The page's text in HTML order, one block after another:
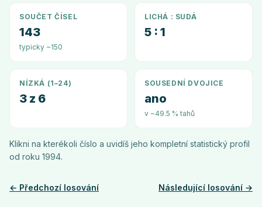
SOUČET ČÍSEL
143
typicky ~150
LICHÁ : SUDÁ
5 : 1
NÍZKÁ (1–24)
3 z 6
SOUSEDNÍ DVOJICE
ano
v ~49.5 % tahů
Klikni na kterékoli číslo a uvidíš jeho kompletní statistický profil
od roku 1994.
← Předchozí losování Následující losování →